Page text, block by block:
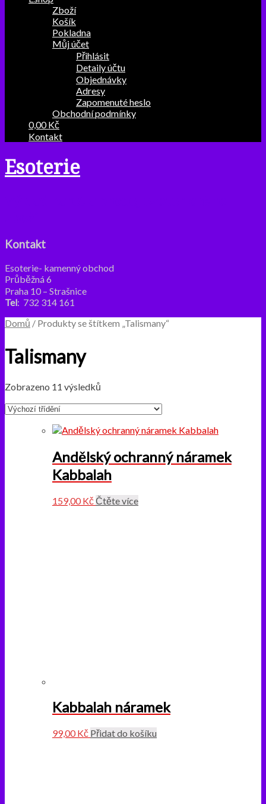
Zboží
Košík
Pokladna
Můj účet
Přihlásit
Detaily účtu
Objednávky
Adresy
Zapomenuté heslo
Obchodní podmínky
0,00 Kč
Kontakt
Esoterie
Kontakt
Esoterie- kamenný obchod
Průběžná 6
Praha 10 – Strašnice
Tel: 732 314 161
Domů / Produkty se štítkem „Talismany“
Talismany
Zobrazeno 11 výsledků
Andělský ochranný náramek
Kabbalah
159,00KčČtěte více
Kabbalah náramek
99,00Kč Přidat do košíku